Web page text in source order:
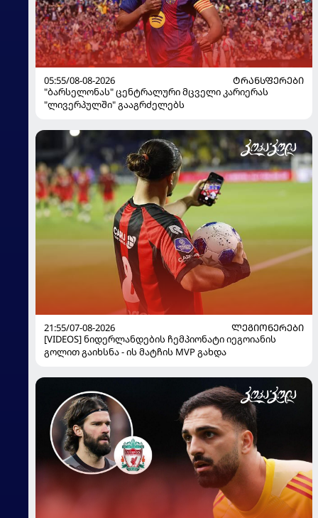
05:55/08-08-2026
ᲢᲠᲐᲜᲡᲤᲔᲠᲔᲑᲘ
"ბარსელონას" ცენტრალური მცველი კარიერას
"ლივერპულში" გააგრძელებს
21:55/07-08-2026
ᲚᲔᲒᲘᲝᲜᲔᲠᲔᲑᲘ
[VIDEOS] ნიდერლანდების ჩემპიონატი იეგოიანის
გოლით გაიხსნა - ის მატჩის MVP გახდა